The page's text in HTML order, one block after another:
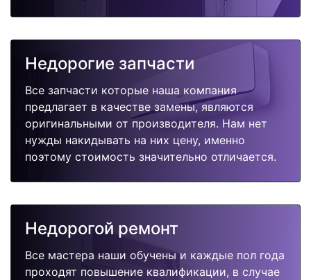
Недорогие запчасти
Все запчасти которые наша компания
предлагает в качестве замены, являются
оригинальными от производителя. Нам нет
нужды накидывать на них цену, именно
поэтому стоимость значительно отличается.
Недорогой ремонт
Все мастера наши обучены и каждые пол года
проходят повышение квалификации, в случае